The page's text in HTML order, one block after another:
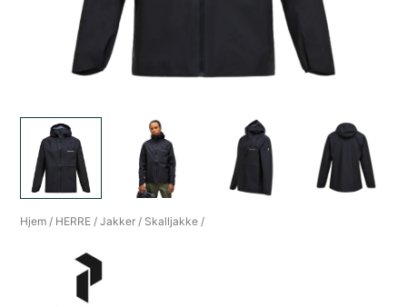
Hjem / HERRE /Jakker / Skalljakke /